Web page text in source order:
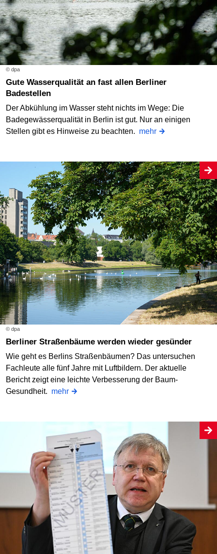
© dpa
Gute Wasserqualität an fast allen Berliner
Badestellen
Der Abkühlung im Wasser steht nichts im Wege: Die
Badegewässerqualität in Berlin ist gut. Nur an einigen
Stellen gibt es Hinweise zu beachten. mehr
© dpa
Berliner Straßenbäume werden wieder gesünder
Wie geht es Berlins Straßenbäumen? Das untersuchen
Fachleute alle fünf Jahre mit Luftbildern. Der aktuelle
Bericht zeigt eine leichte Verbesserung der Baum-
Gesundheit. mehr